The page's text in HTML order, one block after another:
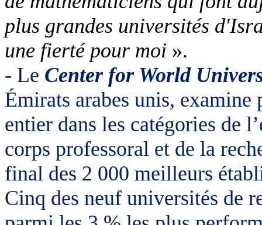
plus grandes universités
une fierté pour moi ».
- Le Center for World
Émirats arabes unis,
entier dans les catégories de
corps professoral et de la
final des 2 000 meilleurs
Cinq des neuf universités de